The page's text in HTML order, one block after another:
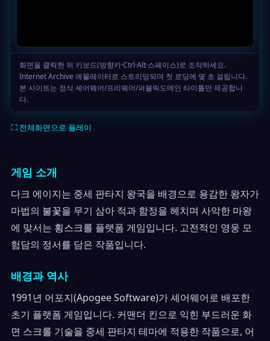
⛶ 전체화면으로 플레이
게임 소개
다크 에이지는 중세 판타지 왕국을 배경으로 용감한 왕자가
마법의 불꽃을 무기 삼아 적과 함정을 헤치며 사악한 마왕
에 맞서는 횡스크롤 플랫폼 게임입니다. 고전적인 영웅 모
험담의 정서를 담은 작품입니다.
배경과 역사
1991년 어포지(Apogee Software)가 셰어웨어로 배포한
초기 플랫폼 게임입니다. 커맨더 킨으로 익힌 부드러운 화
면 스크롤 기술을 중세 판타지 테마에 적용한 작품으로, 어